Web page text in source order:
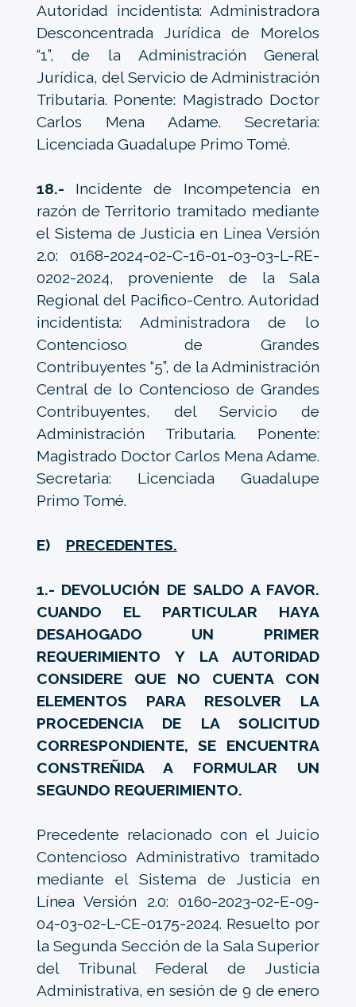
Autoridad incidentista: Administradora
Desconcentrada Jurídica de Morelos
“1”, de la Administración General
Jurídica, del Servicio de Administración
Tributaria. Ponente: Magistrado Doctor
Carlos Mena Adame. Secretaria:
Licenciada Guadalupe Primo Tomé.
18.- Incidente de Incompetencia en
razón de Territorio tramitado mediante
el Sistema de Justicia en Línea Versión
2.0: 0168-2024-02-C-16-01-03-03-L-RE-
0202-2024, proveniente de la Sala
Regional del Pacifico-Centro. Autoridad
incidentista: Administradora de lo
Contencioso de Grandes
Contribuyentes “5”, de la Administración
Central de lo Contencioso de Grandes
Contribuyentes, del Servicio de
Administración Tributaria. Ponente:
Magistrado Doctor Carlos Mena Adame.
Secretaria: Licenciada Guadalupe
Primo Tomé.
E) PRECEDENTES.
1.- DEVOLUCIÓN DE SALDO A FAVOR.
CUANDO EL PARTICULAR HAYA
DESAHOGADO UN PRIMER
REQUERIMIENTO Y LA AUTORIDAD
CONSIDERE QUE NO CUENTA CON
ELEMENTOS PARA RESOLVER LA
PROCEDENCIA DE LA SOLICITUD
CORRESPONDIENTE, SE ENCUENTRA
CONSTREÑIDA A FORMULAR UN
SEGUNDO REQUERIMIENTO.
Precedente relacionado con el Juicio
Contencioso Administrativo tramitado
mediante el Sistema de Justicia en
Línea Versión 2.0: 0160-2023-02-E-09-
04-03-02-L-CE-0175-2024. Resuelto por
la Segunda Sección de la Sala Superior
del Tribunal Federal de Justicia
Administrativa, en sesión de 9 de enero